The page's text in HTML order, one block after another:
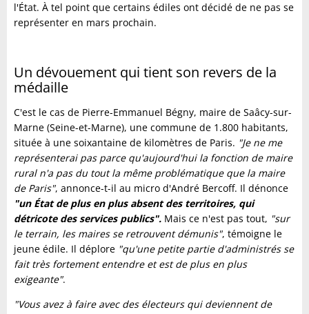
l'État. À tel point que certains édiles ont décidé de ne pas se
représenter en mars prochain.
Un dévouement qui tient son revers de la
médaille
C'est le cas de Pierre-Emmanuel Bégny, maire de Saâcy-sur-
Marne (Seine-et-Marne), une commune de 1.800 habitants,
située à une soixantaine de kilomètres de Paris. "Je ne me
représenterai pas parce qu'aujourd'hui la fonction de maire
rural n'a pas du tout la même problématique que la maire
de Paris", annonce-t-il au micro d'André Bercoff. Il dénonce
"un État de plus en plus absent des territoires, qui
détricote des services publics". Mais ce n'est pas tout, "sur
le terrain, les maires se retrouvent démunis", témoigne le
jeune édile. Il déplore "qu'une petite partie d'administrés se
fait très fortement entendre et est de plus en plus
exigeante".
"Vous avez à faire avec des électeurs qui deviennent de